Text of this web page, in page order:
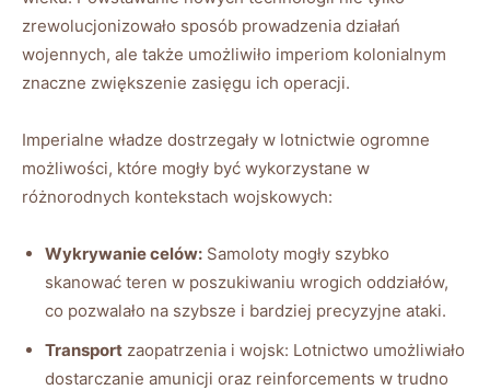
zrewolucjonizowało sposób prowadzenia działań
wojennych, ale także umożliwiło imperiom kolonialnym
znaczne zwiększenie zasięgu ich operacji.
Imperialne władze dostrzegały w lotnictwie ogromne
możliwości, które mogły być wykorzystane w
różnorodnych kontekstach wojskowych:
Wykrywanie celów: Samoloty mogły szybko
skanować teren w poszukiwaniu wrogich oddziałów,
co pozwalało na szybsze i bardziej precyzyjne ataki.
Transport zaopatrzenia i wojsk: Lotnictwo umożliwiało
dostarczanie amunicji oraz reinforcements w trudno